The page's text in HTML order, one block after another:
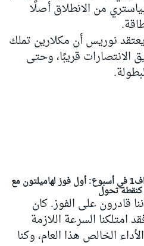
من الانطلاق أصلًا
نوريس أن مكلارين تملك
الانتصارات قريبًا، وحتى
Watch: مراجعة سباق برشلونة | اف1 في أسبوع: أول فوز لهاميلتون مع
تحول
قادرون على الفوز. كان
السرعة اللازمة
الخالص هذا العام، وكنا